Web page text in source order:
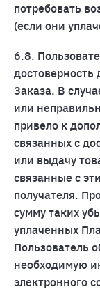
потребовать
(если они
6.8.
Заказа. В
или
привело к
связанных с
или выдачу
связанные с
получателя.
сумму таких
уплаченных
Пользователь
необходимую
электронного